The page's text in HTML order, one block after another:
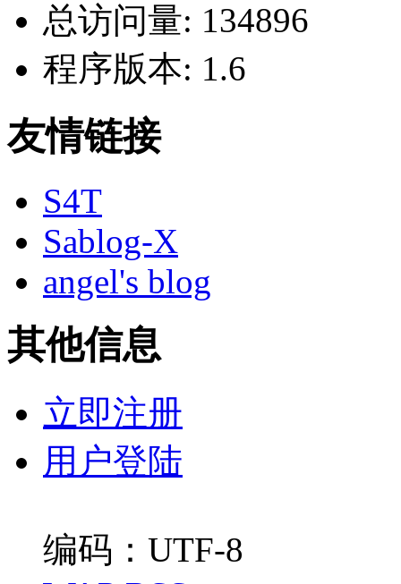
总访问量: 134896
程序版本: 1.6
友情链接
S4T
Sablog-X
angel's blog
其他信息
立即注册
用户登陆
编码：UTF-8